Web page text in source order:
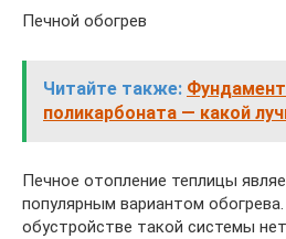
Печной обогрев
Читайте также:
поликарбоната — какой
Печное отопление теплицы
популярным вариантом
обустройстве такой системы